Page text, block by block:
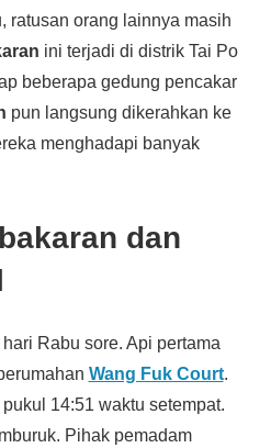
ratusan orang lainnya masih
ini terjadi di distrik Tai Po
beberapa gedung pencakar
pun langsung dikerahkan ke
menghadapi banyak
dan
Rabu sore. Api pertama
Wang Fuk Court.
14:51 waktu setempat.
Pihak pemadam